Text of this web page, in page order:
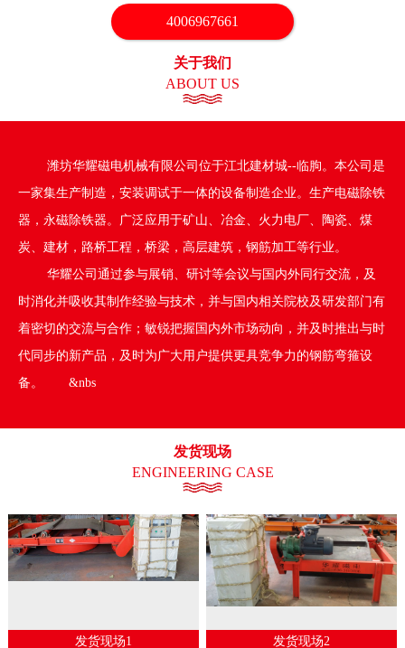
4006967661
关于我们
ABOUT US
潍坊华耀磁电机械有限公司位于江北建材城--临朐。本公司是
一家集生产制造，安装调试于一体的设备制造企业。生产电磁除铁
器，永磁除铁器。广泛应用于矿山、冶金、火力电厂、陶瓷、煤
炭、建材，路桥工程，桥梁，高层建筑，钢筋加工等行业。
华耀公司通过参与展销、研讨等会议与国内外同行交流，及
时消化并吸收其制作经验与技术，并与国内相关院校及研发部门有
着密切的交流与合作；敏锐把握国内外市场动向，并及时推出与时
代同步的新产品，及时为广大用户提供更具竞争力的钢筋弯箍设
备。 &nbs
发货现场
ENGINEERING CASE
发货现场1 发货现场2